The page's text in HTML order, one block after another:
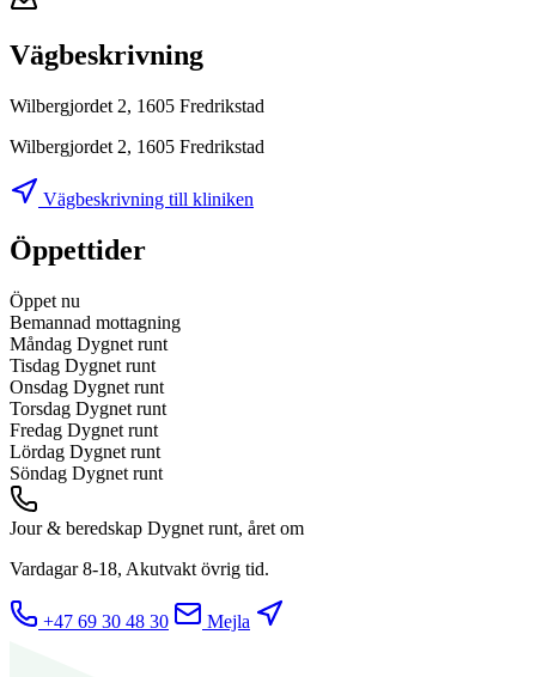
Vägbeskrivning
Wilbergjordet 2, 1605 Fredrikstad
Wilbergjordet 2, 1605 Fredrikstad
Vägbeskrivning till kliniken
Öppettider
Öppet nu
Bemannad mottagning
Måndag Dygnet runt
Tisdag Dygnet runt
Onsdag Dygnet runt
Torsdag Dygnet runt
Fredag Dygnet runt
Lördag Dygnet runt
Söndag Dygnet runt
Jour & beredskap Dygnet runt, året om
Vardagar 8-18, Akutvakt övrig tid.
+47 69 30 48 30 Mejla